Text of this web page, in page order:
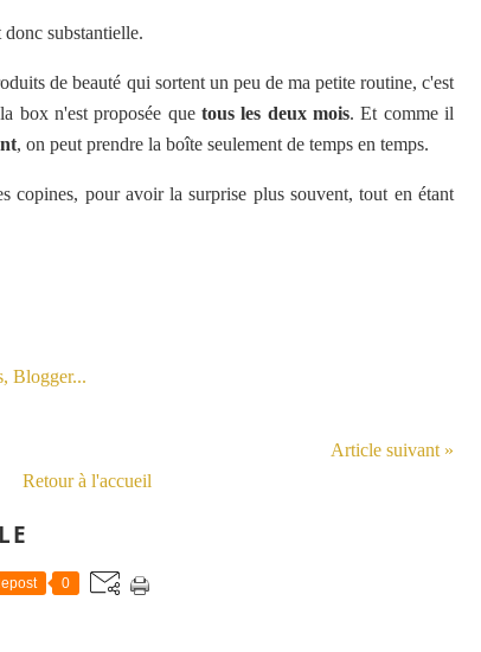
substantielle.
de beauté qui sortent un peu de ma petite routine, c'est
box n'est proposée que tous les deux mois. Et comme il
, on peut prendre la boîte seulement de temps en temps.
copines, pour avoir la surprise plus souvent, tout en étant
Article suivant »
Retour à l'accueil
0